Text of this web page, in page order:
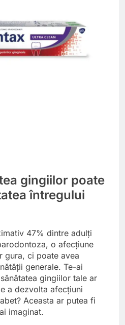
gingiilor poate
întregului
47% dintre adulți
o afecțiune
gura, ci poate avea
generale. Te-ai
gingiilor tale ar
a dezvolta afecțiuni
Aceasta ar putea fi
imaginat.